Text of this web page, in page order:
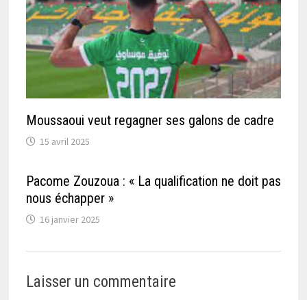
Moussaoui veut regagner ses galons de cadre
15 avril 2025
Pacome Zouzoua : « La qualification ne doit pas
nous échapper »
16 janvier 2025
Laisser un commentaire